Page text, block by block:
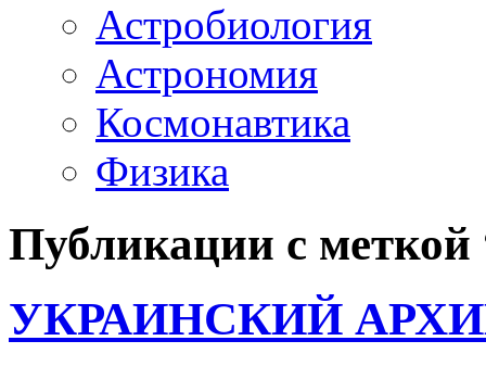
Астробиология
Астрономия
Космонавтика
Физика
Публикации с
УКРАИНСКИЙ